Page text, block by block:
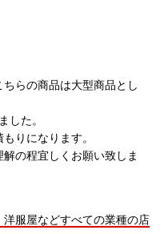
らの商品は大型商品とし
した。
りになります。
の程宜しくお願い致しま
洋服屋などすべての業種の店